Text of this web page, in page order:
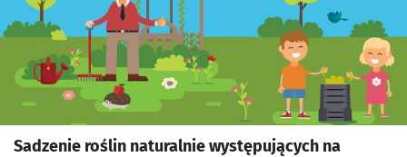
Sadzenie roślin naturalnie występujących na